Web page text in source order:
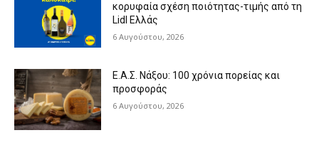
κορυφαία σχέση ποιότητας-τιμής από τη
Lidl Ελλάς
6 Αυγούστου, 2026
Ε.Α.Σ. Νάξου: 100 χρόνια πορείας και
προσφοράς
6 Αυγούστου, 2026